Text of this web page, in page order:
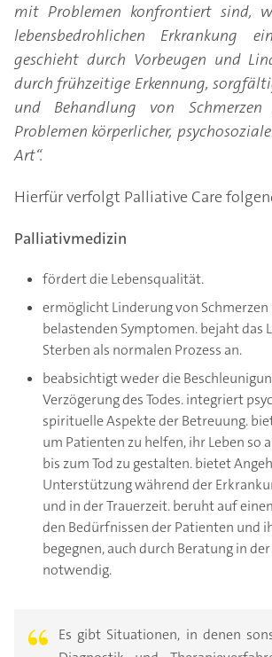
mit Problemen konfrontiert sind,
lebensbedrohlichen Erkrankung
geschieht durch Vorbeugen und
durch frühzeitige Erkennung,
und Behandlung von Schmerzen
Problemen körperlicher,
Art“.
Hierfür verfolgt Palliative Care
Palliativmedizin
fördert die Lebensqualität.
ermöglicht Linderung von
belastenden Symptomen. bejaht das
Sterben als normalen Prozess an.
beabsichtigt weder die
Verzögerung des Todes. integriert
spirituelle Aspekte der Betreuung.
um Patienten zu helfen, ihr Leben so
bis zum Tod zu gestalten. bietet
Unterstützung während der
und in der Trauerzeit. beruht auf
den Bedürfnissen der Patienten und
begegnen, auch durch Beratung in
notwendig.
Es gibt Situationen, in denen